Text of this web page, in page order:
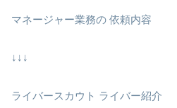
マネージャー業務の 依頼内容
↓↓↓
ライバースカウト ライバー紹介